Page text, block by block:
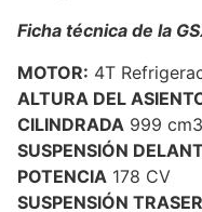
Ficha técnica de la
MOTOR: 4T
ALTURA DEL
CILINDRADA 999 cm3
SUSPENSIÓN
POTENCIA 178 CV
SUSPENSIÓN